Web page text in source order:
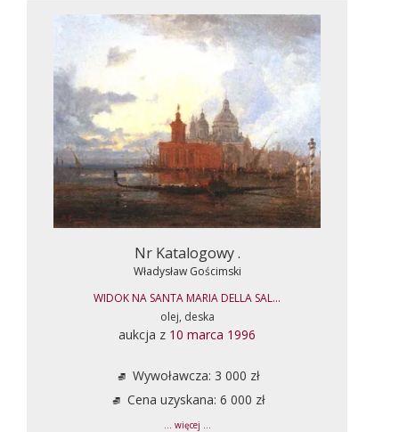
Nr Katalogowy .
Władysław Gościmski
WIDOK NA SANTA MARIA DELLA SAL...
olej, deska
aukcja z 10 marca 1996
Wywoławcza: 3 000 zł
Cena uzyskana: 6 000 zł
... więcej ...